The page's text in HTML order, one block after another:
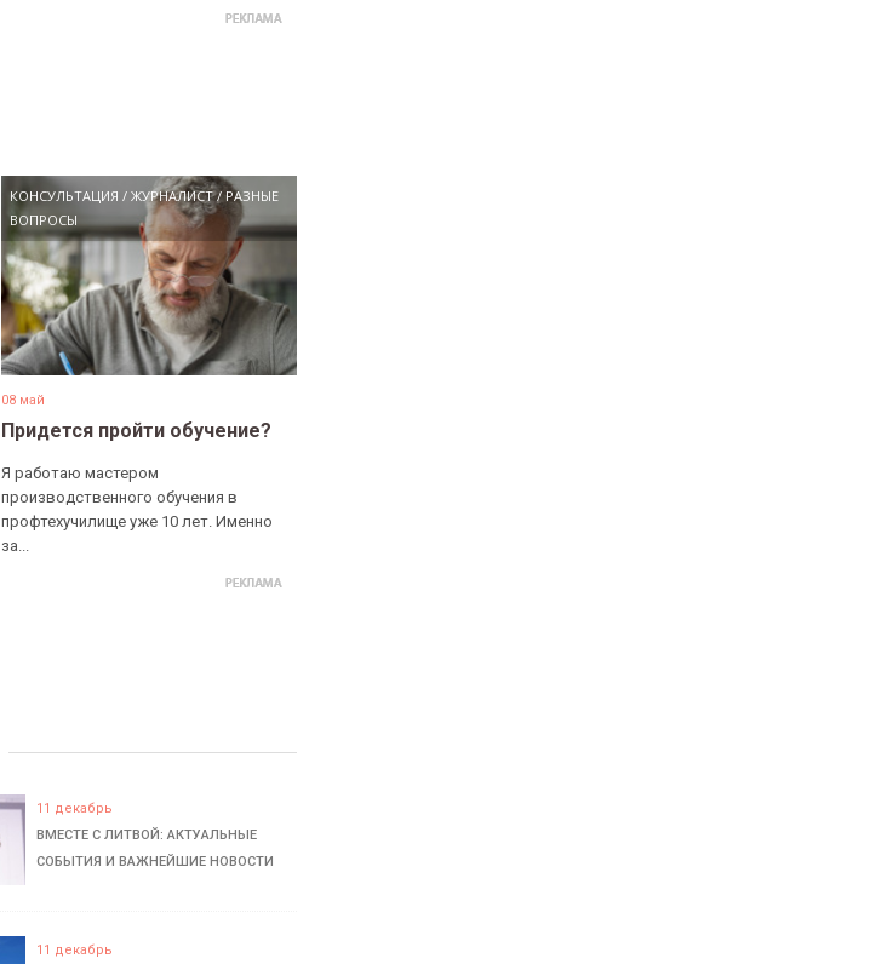
КОНСУЛЬТАЦИЯ /ЖУРНАЛИСТ/ РАЗНЫЕ
ВОПРОСЫ
08 май
Придется пройти обучение?
Я работаю мастером
производственного обучения в
профтехучилище уже 10 лет. Именно
за...
11 декабрь
ВМЕСТЕ С ЛИТВОЙ: АКТУАЛЬНЫЕ
СОБЫТИЯ И ВАЖНЕЙШИЕ НОВОСТИ
11 декабрь